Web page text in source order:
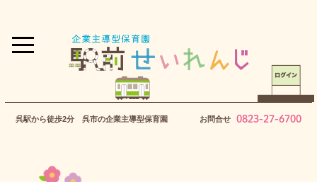
呉駅から徒歩2分 呉市の企業主導型保育園 お問合せ 0823-27-6700